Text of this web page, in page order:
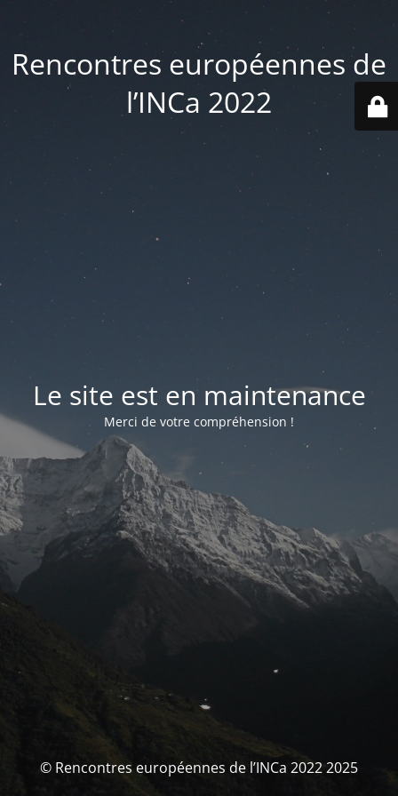
Rencontres européennes de
l’INCa 2022
Le site est en maintenance
Merci de votre compréhension !
© Rencontres européennes de l’INCa 2022 2025